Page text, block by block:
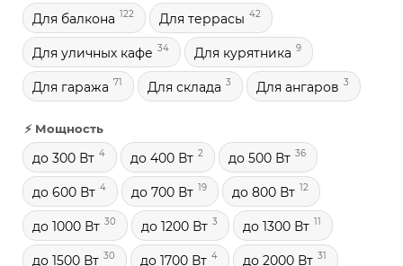
Для балкона 122 Для террасы 42
Для уличных кафе 34 Для курятника 9
Для гаража 71 Для склада 3 Для ангаров 3
⚡ Мощность
до 300 Вт 4 до 400 Вт 2 до 500 Вт 36
до 600 Вт 4 до 700 Вт 19 до 800 Вт 12
до 1000 Вт 30 до 1200 Вт 3 до 1300 Вт 11
до 1500 Вт 30 до 1700 Вт 4 до 2000 Вт 31